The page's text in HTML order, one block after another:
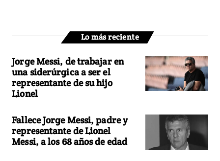
Lo más reciente
Jorge Messi, de trabajar en
una siderúrgica a ser el
representante de su hijo
Lionel
Fallece Jorge Messi, padre y
representante de Lionel
Messi, a los 68 años de edad